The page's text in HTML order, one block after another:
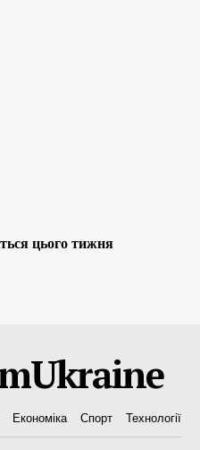
цього тижня
Економіка Спорт Технології